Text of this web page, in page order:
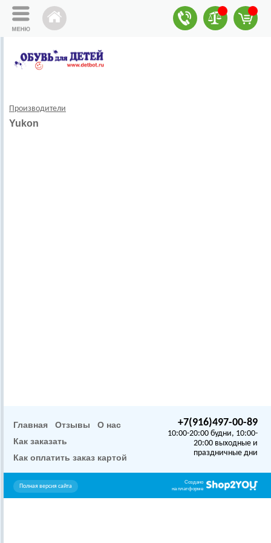
Производители
Yukon
+7(916)497-00-89
10:00-20:00 будни, 10:00-
20:00 выходные и
праздничные дни
Главная Отзывы
О нас
Как заказать
Как оплатить заказ картой
Создано
на платформе
Полная версия сайта